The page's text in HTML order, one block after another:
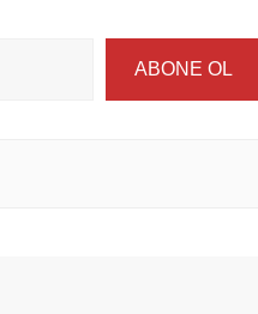
ABONE OL